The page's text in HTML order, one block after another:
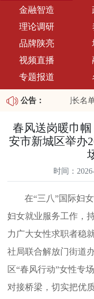
金融智造
理论调研
品牌陕亮
视频直播
专题报道
公告：
职业技能大赛裁判长名单
农民工工资失信联合惩
春风送岗暖巾
安市新城区举办
时间：
在“三八”国际妇女
妇女就业服务工作，
力广大女性求职者稳
社局联合解放门街道
区“春风行动”女性专
对接桥梁，切实把优